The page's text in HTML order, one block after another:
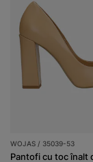
WOJAS / 35039-53
Pantofi cu toc înalt